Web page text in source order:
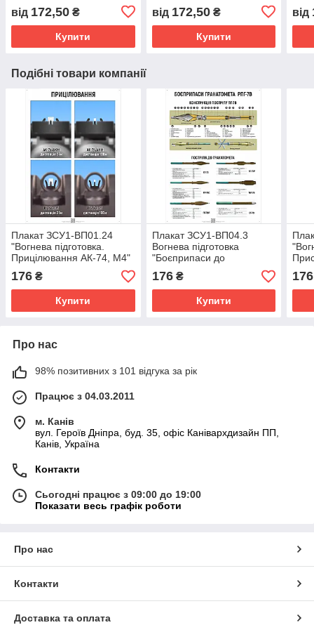
від 172,50 ₴
Купити
від 172,50₴
Купити
від
Подібні товари компанії
Плакат ЗСУ1-ВП01.24
"Вогнева підготовка.
Прицілювання АК-74, М4"
для Збройних Сил України
176 ₴
Купити
Плакат ЗСУ1-ВП04.3
Вогнева підготовка
"Боєприпаси до
гранатомета" для
Збройних Сил України
176₴
Купити
176
Про нас
98% позитивних з 101 відгука за рік
Працює з 04.03.2011
м. Канів
вул. Героїв Дніпра, буд. 35, офіс Канівархдизайн ПП,
Канів, Україна
Контакти
Сьогодні працює з 09:00 до 19:00
Показати весь графік роботи
Про нас
Контакти
Доставка та оплата